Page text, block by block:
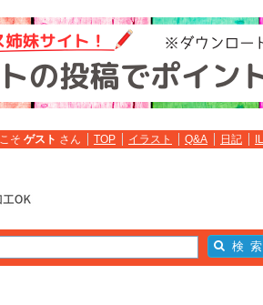
そ ゲスト さん TOP イラスト Q&A 日記